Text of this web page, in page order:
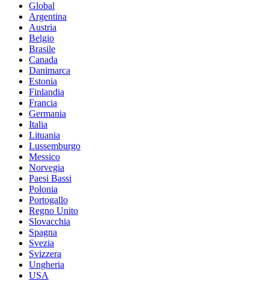
Global
Argentina
Austria
Belgio
Brasile
Canada
Danimarca
Estonia
Finlandia
Francia
Germania
Italia
Lituania
Lussemburgo
Messico
Norvegia
Paesi Bassi
Polonia
Portogallo
Regno Unito
Slovacchia
Spagna
Svezia
Svizzera
Ungheria
USA